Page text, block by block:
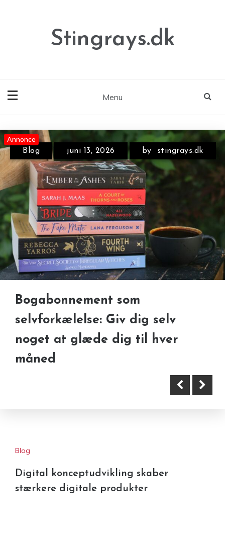
Stingrays.dk
Menu
Blog juni 13, 2026 by stingrays.dk
Annonce
Bogabonnement som
selvforkælelse: Giv dig selv
noget at glæde dig til hver
måned
Annonce
Fremtidens webdesign: Sådan
ser hjemmesider ud i 2025
Blog
Digital konceptudvikling skaber
stærkere digitale produkter